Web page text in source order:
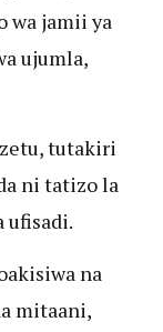
wa jamii ya
ujumla,
tutakiri
ni tatizo la
ufisadi.
na
mitaani,